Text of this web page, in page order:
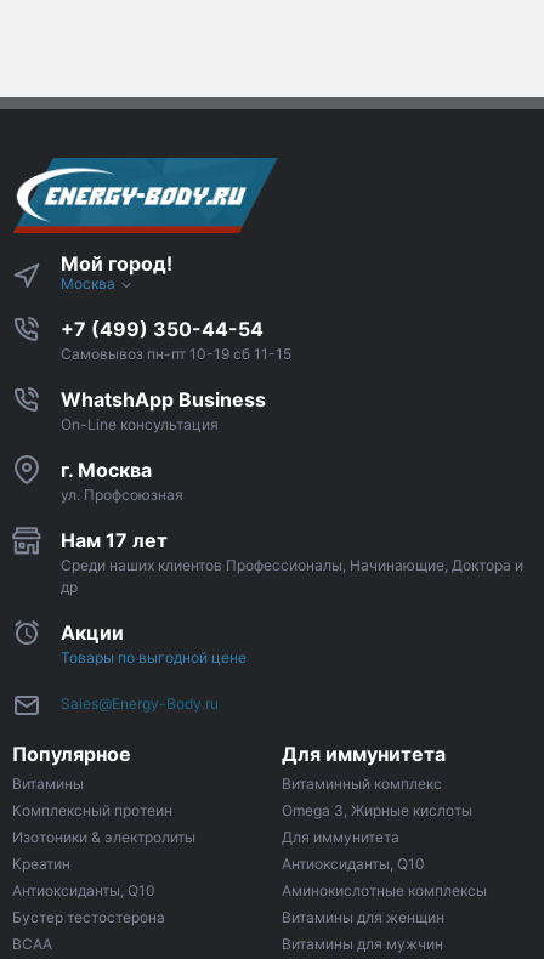
Мой город!
Москва
+7 (499) 350-44-54
Самовывоз пн-пт 10-19 сб 11-15
WhatshApp Business
On-Line консультация
г. Москва
ул. Профсоюзная
Нам 17 лет
Среди наших клиентов Профессионалы, Начинающие, Доктора и
др
Акции
Товары по выгодной цене
Sales@Energy-Body.ru
Популярное
Витамины
Комплексный протеин
Изотоники & электролиты
Креатин
Антиоксиданты, Q10
Бустер тестостерона
ВСАА
Для иммунитета
Витаминный комплекс
Omega 3, Жирные кислоты
Для иммунитета
Антиоксиданты, Q10
Аминокислотные комплексы
Витамины для женщин
Витамины для мужчин